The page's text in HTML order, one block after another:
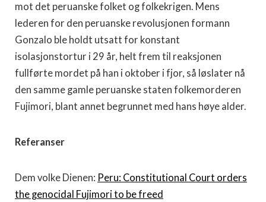
mot det peruanske folket og folkekrigen. Mens
lederen for den peruanske revolusjonen formann
Gonzalo ble holdt utsatt for konstant
isolasjonstortur i 29 år, helt frem til reaksjonen
fullførte mordet på han i oktober i fjor, så løslater nå
den samme gamle peruanske staten folkemorderen
Fujimori, blant annet begrunnet med hans høye alder.
Referanser
Dem volke Dienen: Peru: Constitutional Court orders
the genocidal Fujimori to be freed